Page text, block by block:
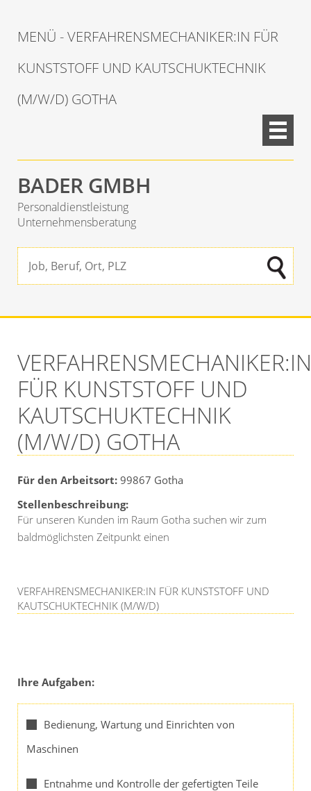
MENÜ - VERFAHRENSMECHANIKER:IN FÜR
KUNSTSTOFF UND KAUTSCHUKTECHNIK
(M/W/D) GOTHA
BADER GMBH
Personaldienstleistung
Unternehmensberatung
VERFAHRENSMECHANIKER:IN
FÜR KUNSTSTOFF UND
KAUTSCHUKTECHNIK
(M/W/D) GOTHA
Für den Arbeitsort: 99867 Gotha
Stellenbeschreibung:
Für unseren Kunden im Raum Gotha suchen wir zum
baldmöglichsten Zeitpunkt einen
VERFAHRENSMECHANIKER:IN FÜR KUNSTSTOFF UND
KAUTSCHUKTECHNIK (M/W/D)
Ihre Aufgaben:
Bedienung, Wartung und Einrichten von
Maschinen
Entnahme und Kontrolle der gefertigten Teile